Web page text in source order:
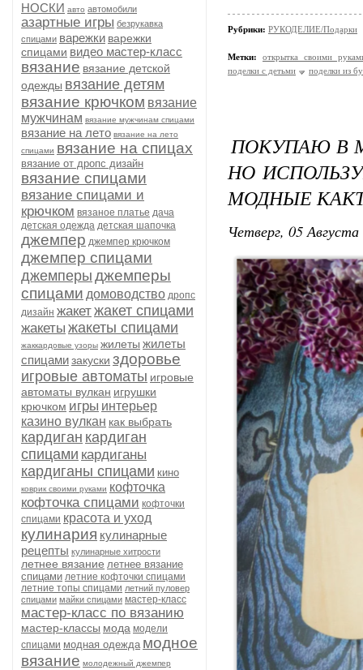
НОСКИ авто автомобили
азартные игры безрукавка
спицами варежки варежки
спицами видео мастер-класс
вязание вязание детской
одежды вязание детям
вязание крючком вязание
мужчинам вязание мужчинам спицами
вязание на лето вязание на лето
спицами вязание на спицах
вязание от дропс дизайн
вязание спицами
вязание спицами и
крючком вязаное платье дача
детская одежда детская шапочка
джемпер джемпер крючком
джемпер спицами
джемперы джемперы
спицами домоводство дропс
дизайн жакетжакет спицами
жакеты жакеты спицами
жаккардовые узоры жилеты жилеты
спицамизакуски здоровье
игровые автоматы игровые
автоматы вулкан игрушки
крючком игры интерьер
казино вулкан как выбрать
кардиган кардиган
спицами кардиганы
кардиганы спицами кино
коврик своими руками кофточка
кофточка спицами кофточки
спицами красота и уход
кулинария кулинарные
рецепты кулинарные хитрости
летнее вязание летнее вязание
спицами летние кофточки спицами
летние топы спицами летний пуловер
спицами майки спицами мастер-класс
мастер-класс по вязанию
мастер-классы мода модели
спицами модная одежда модное
вязание молодежный джемпер
Рубрики: РУКОДЕЛИЕ/Подарки
Метки:
открытка своими
поделки с детьми
поделки из
ПОКУПАЮ В
НО
МОДНЫЕ
Четверг, 05